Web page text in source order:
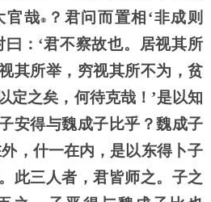
官哉⑧ ？君问而置相 ‘非成则
曰：‘君不察故也。居视其所
其所举，穷视其所不为，贫
定之矣，何待克哉！’是以知
安得与魏成子比乎？魏成子
，什一在内，是以东得卜子
此三人者，君皆师之。子之